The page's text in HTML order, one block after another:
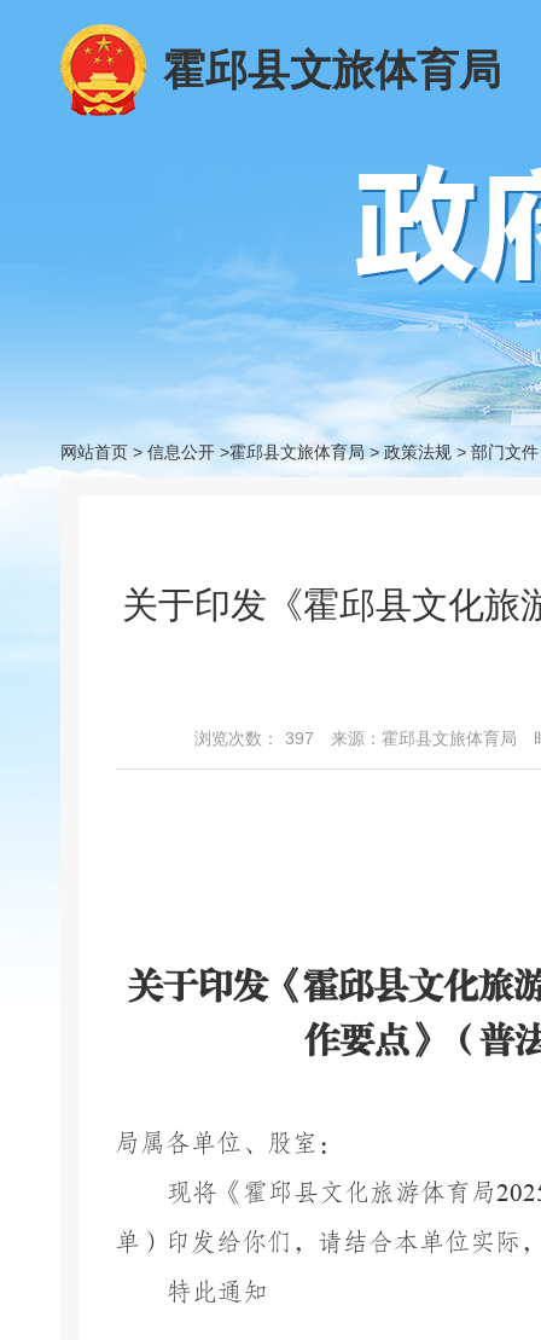
霍邱县文旅体育局
网站首页 > 信息公开 >霍邱县文旅体育局 > 政策法规 > 部门文件
关于印发《霍邱县文化旅
浏览次数： 397 来源：霍邱县文旅体育局
关于印发《霍邱县文化旅
作要点》（ 普
局属各单位、股室：
现将《霍邱县文化旅游体育局202
单） 印发给你们，请结合本单位实际
特此通知